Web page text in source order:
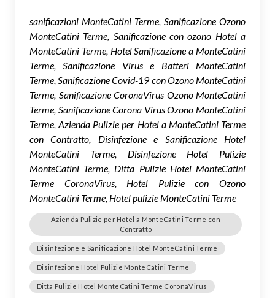
sanificazioni MonteCatini Terme, Sanificazione Ozono
MonteCatini Terme, Sanificazione con ozono Hotel a
MonteCatini Terme, Hotel Sanificazione a MonteCatini
Terme, Sanificazione Virus e Batteri MonteCatini
Terme, Sanificazione Covid-19 con Ozono MonteCatini
Terme, Sanificazione CoronaVirus Ozono MonteCatini
Terme, Sanificazione Corona Virus Ozono MonteCatini
Terme, Azienda Pulizie per Hotel a MonteCatini Terme
con Contratto, Disinfezione e Sanificazione Hotel
MonteCatini Terme, Disinfezione Hotel Pulizie
MonteCatini Terme, Ditta Pulizie Hotel MonteCatini
Terme CoronaVirus, Hotel Pulizie con Ozono
MonteCatini Terme, Hotel pulizie MonteCatini Terme
Azienda Pulizie per Hotel a MonteCatini Terme con
Contratto
Disinfezione e Sanificazione Hotel MonteCatini Terme
Disinfezione Hotel Pulizie MonteCatini Terme
Ditta Pulizie Hotel MonteCatini Terme CoronaVirus